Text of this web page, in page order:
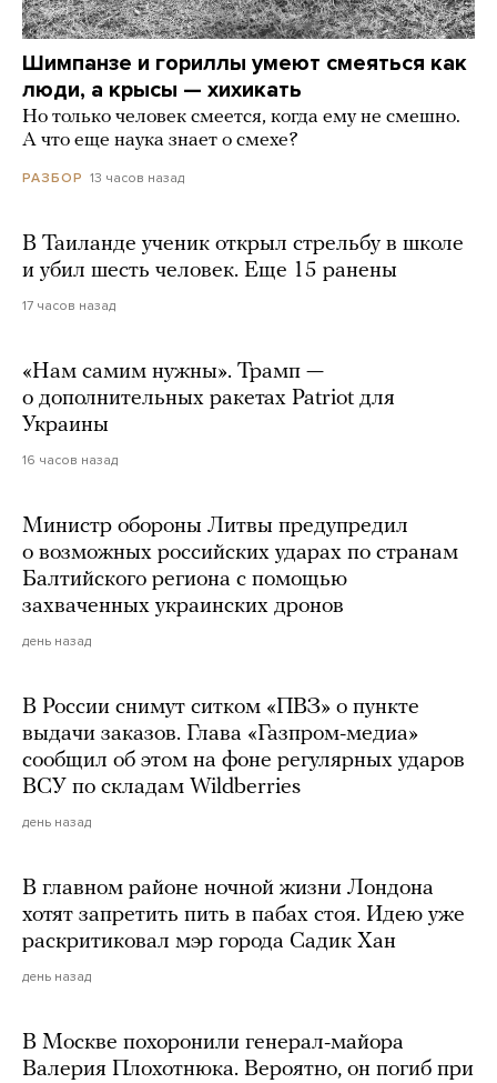
Шимпанзе и гориллы умеют смеяться как
люди, а крысы — хихикать
Но только человек смеется, когда ему не смешно.
А что еще наука знает о смехе?
РАЗБОР 13 часов назад
В Таиланде ученик открыл стрельбу в школе
и убил шесть человек. Еще 15 ранены
17 часов назад
«Нам самим нужны». Трамп —
о дополнительных ракетах Patriot для
Украины
16 часов назад
Министр обороны Литвы предупредил
о возможных российских ударах по странам
Балтийского региона с помощью
захваченных украинских дронов
день назад
В России снимут ситком «ПВЗ» о пункте
выдачи заказов. Глава «Газпром-медиа»
сообщил об этом на фоне регулярных ударов
ВСУ по складам Wildberries
день назад
В главном районе ночной жизни Лондона
хотят запретить пить в пабах стоя. Идею уже
раскритиковал мэр города Садик Хан
день назад
В Москве похоронили генерал-майора
Валерия Плохотнюка. Вероятно, он погиб при